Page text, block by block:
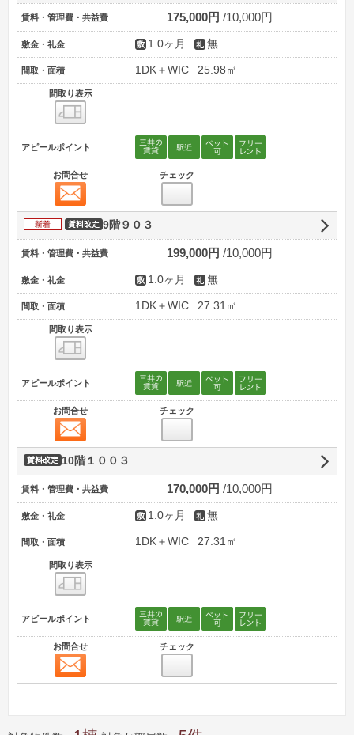
賃料・管理費・共益費 175,000円 10,000円
敷金・礼金 1.0ヶ月 無
間取・面積 1DK＋WIC 25.98㎡
間取り表示
アピールポイント
お問合せ チェック
新着 賃料改定
9階９０３
賃料・管理費・共益費 199,000円 10,000円
敷金・礼金 1.0ヶ月 無
間取・面積 1DK＋WIC 27.31㎡
間取り表示
アピールポイント
お問合せ チェック
賃料改定
10階１００３
賃料・管理費・共益費 170,000円 10,000円
敷金・礼金 1.0ヶ月 無
間取・面積 1DK＋WIC 27.31㎡
間取り表示
アピールポイント
お問合せ チェック